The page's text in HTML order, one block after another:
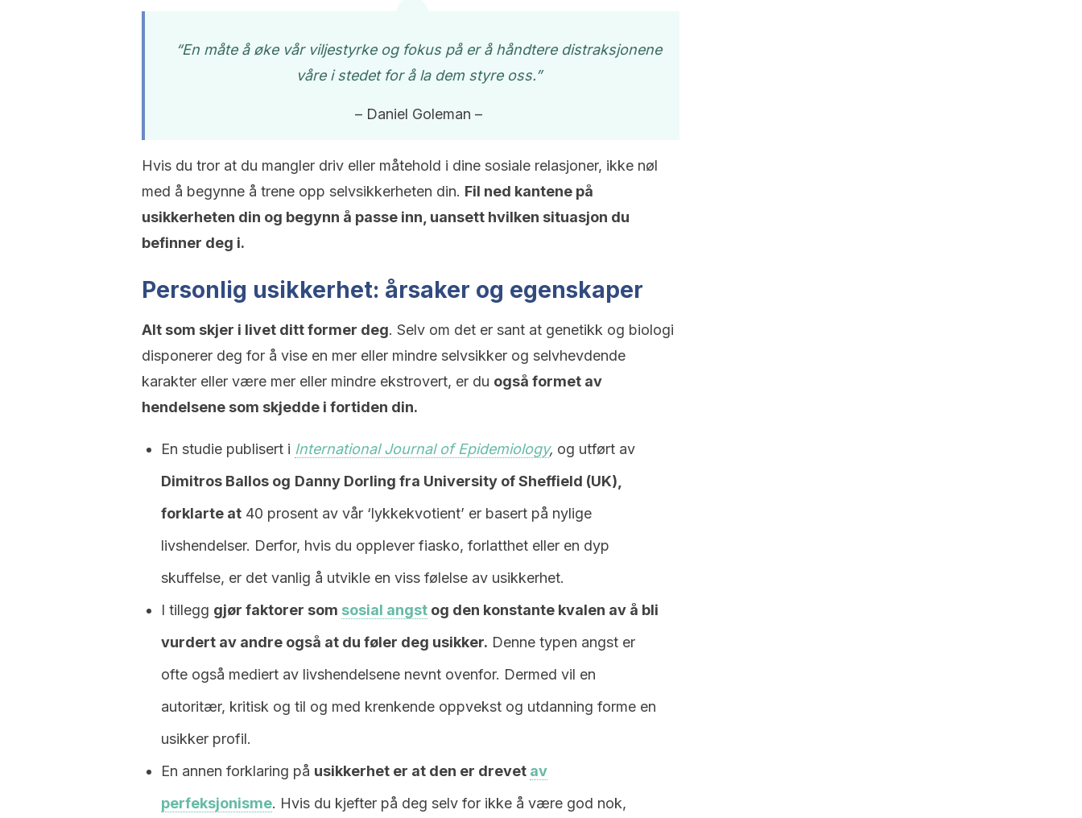
“En måte å øke vår viljestyrke og fokus på er å håndtere distraksjonene
våre i stedet for å la dem styre oss.”
– Daniel Goleman –
Hvis du tror at du mangler driv eller måtehold i dine sosiale relasjoner, ikke nøl
med å begynne å trene opp selvsikkerheten din. Fil ned kantene på
usikkerheten din og begynn å passe inn, uansett hvilken situasjon du
befinner deg i.
Personlig usikkerhet: årsaker og egenskaper
Alt som skjer i livet ditt former deg. Selv om det er sant at genetikk og biologi
disponerer deg for å vise en mer eller mindre selvsikker og selvhevdende
karakter eller være mer eller mindre ekstrovert, er du også formet av
hendelsene som skjedde i fortiden din.
En studie publisert i International Journal of Epidemiology, og utført av
Dimitros Ballos og Danny Dorling fra University of Sheffield (UK),
forklarte at 40 prosent av vår ‘lykkekvotient’ er basert på nylige
livshendelser. Derfor, hvis du opplever fiasko, forlatthet eller en dyp
skuffelse, er det vanlig å utvikle en viss følelse av usikkerhet.
I tillegg gjør faktorer som sosial angst og den konstante kvalen av å bli
vurdert av andre også at du føler deg usikker. Denne typen angst er
ofte også mediert av livshendelsene nevnt ovenfor. Dermed vil en
autoritær, kritisk og til og med krenkende oppvekst og utdanning forme en
usikker profil.
En annen forklaring på usikkerhet er at den er drevet av
perfeksjonisme. Hvis du kjefter på deg selv for ikke å være god nok,